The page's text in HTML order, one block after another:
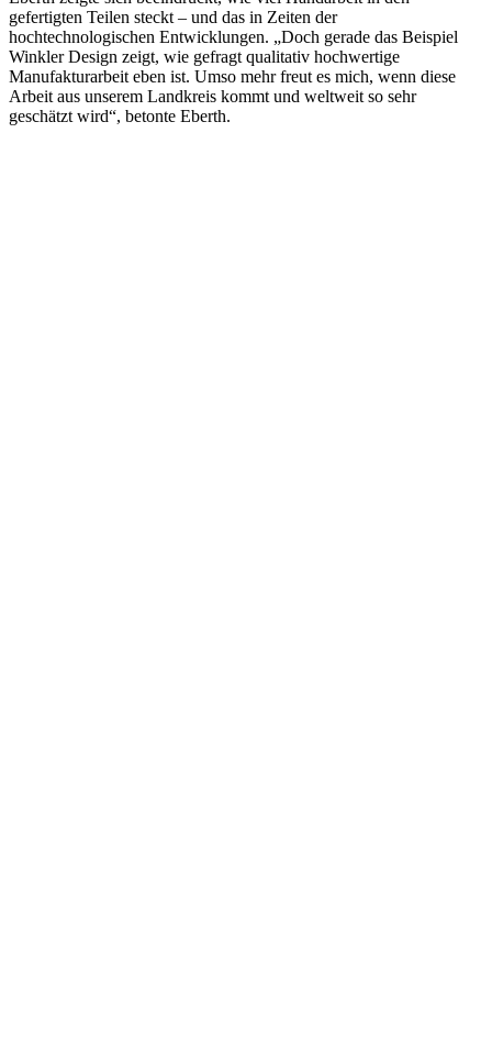
gefertigten Teilen steckt – und das in Zeiten der
hochtechnologischen Entwicklungen. „Doch gerade das Beispiel
Winkler Design zeigt, wie gefragt qualitativ hochwertige
Manufakturarbeit eben ist. Umso mehr freut es mich, wenn diese
Arbeit aus unserem Landkreis kommt und weltweit so sehr
geschätzt wird“, betonte Eberth.